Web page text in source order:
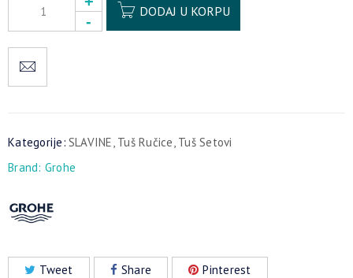
DODAJ U KORPU
Kategorije: SLAVINE, Tuš Ručice, Tuš Setovi
Brand: Grohe
Tweet Share Pinterest